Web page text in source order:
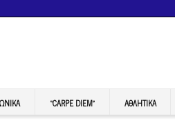
“CARPE DIEM” ΑΘΛΗΤΙΚΆ